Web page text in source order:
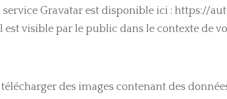
Gravatar est disponible ici : https://
visible par le public dans le contexte de
des images contenant des